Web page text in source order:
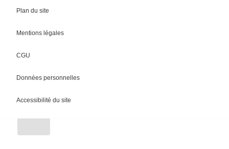
Chargement
Plan du site
Mentions légales
CGU
Données personnelles
Accessibilité du site